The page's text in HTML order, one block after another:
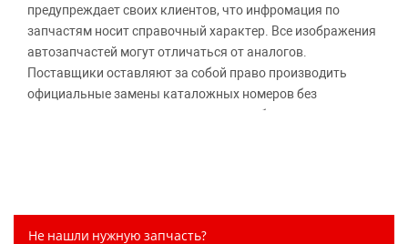
предупреждает своих клиентов, что инфромация по
запчастям носит справочный характер. Все изображения
автозапчастей могут отличаться от аналогов.
Поставщики оставляют за собой право производить
официальные замены каталожных номеров без
дополнительного уведомления дистрибьюторов, что
части к той или иной марке автомобиля, то есть на
Не нашли нужную запчасть?